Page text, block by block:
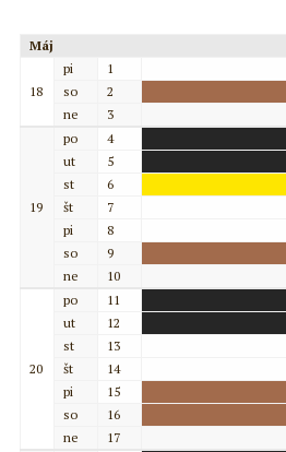
Máj
18
pi
1
so
2
ne
3
19
po
4
ut
5
st
6
št
7
pi
8
so
9
ne
10
20
po
11
ut
12
st
13
št
14
pi
15
so
16
ne
17